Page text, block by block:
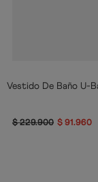
Vestido De Baño U-
$229.900 $ 91.960